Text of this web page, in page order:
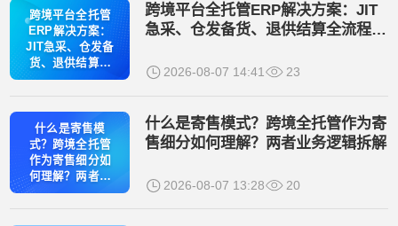
跨境平台全托管
ERP解决方案：
JIT急采、仓发备
货、退供结算全
流程管控
跨境平台全托管ERP解决方案：JIT
急采、仓发备货、退供结算全流程管
2026-08-07 14:41 23
什么是寄售模
式？跨境全托管
作为寄售细分如
何理解？两者业
务逻辑拆解
什么是寄售模式？跨境全托管作为寄
售细分如何理解？两者业务逻辑拆解
2026-08-07 13:28 20